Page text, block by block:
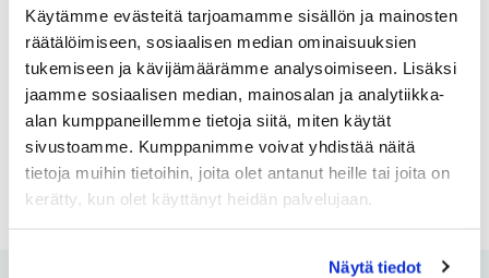
Käytämme evästeitä tarjoamamme sisällön ja mainosten
räätälöimiseen, sosiaalisen median ominaisuuksien
tukemiseen ja kävijämäärämme analysoimiseen. Lisäksi
jaamme sosiaalisen median, mainosalan ja analytiikka-
alan kumppaneillemme tietoja siitä, miten käytät
sivustoamme. Kumppanimme voivat yhdistää näitä
tietoja muihin tietoihin, joita olet antanut heille tai joita on
kerätty, kun olet käyttänyt heidän palvelujaan.
Näytä tiedot
Tapahtumat